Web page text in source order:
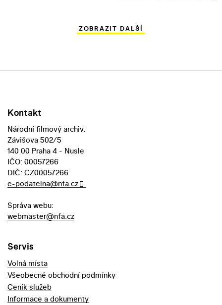
ZOBRAZIT DALŠÍ
Kontakt
Národní filmový archiv:
Závišova 502/5
140 00 Praha 4 - Nusle
IČO: 00057266
DIČ: CZ00057266
e-podatelna@nfa.cz
Správa webu:
webmaster@nfa.cz
Servis
Volná místa
Všeobecné obchodní podmínky
Ceník služeb
Informace a dokumenty